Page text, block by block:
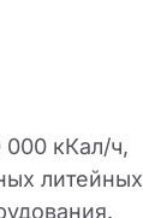
кКал/ч,
литейных